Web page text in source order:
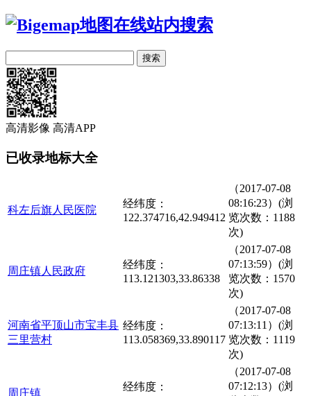
高清影像 高清APP
已收录地标大全
科左后旗人民医院
经纬度：
122.374716,42.949412
（2017-07-08
08:16:23）(浏
览次数：1188
次)
周庄镇人民政府
经纬度：
113.121303,33.86338
（2017-07-08
07:13:59）(浏
览次数：1570
次)
河南省平顶山市宝丰县
三里营村
经纬度：
113.058369,33.890117
（2017-07-08
07:13:11）(浏
览次数：1119
次)
周庄镇
经纬度：
（2017-07-08
07:12:13）(浏